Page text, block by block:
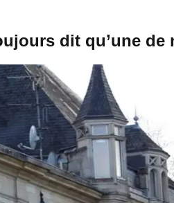
dit qu’une